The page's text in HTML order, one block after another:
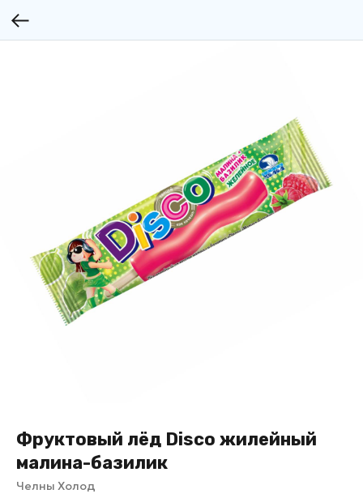
Фруктовый лёд Disco жилейный
малина-базилик
Челны Холод